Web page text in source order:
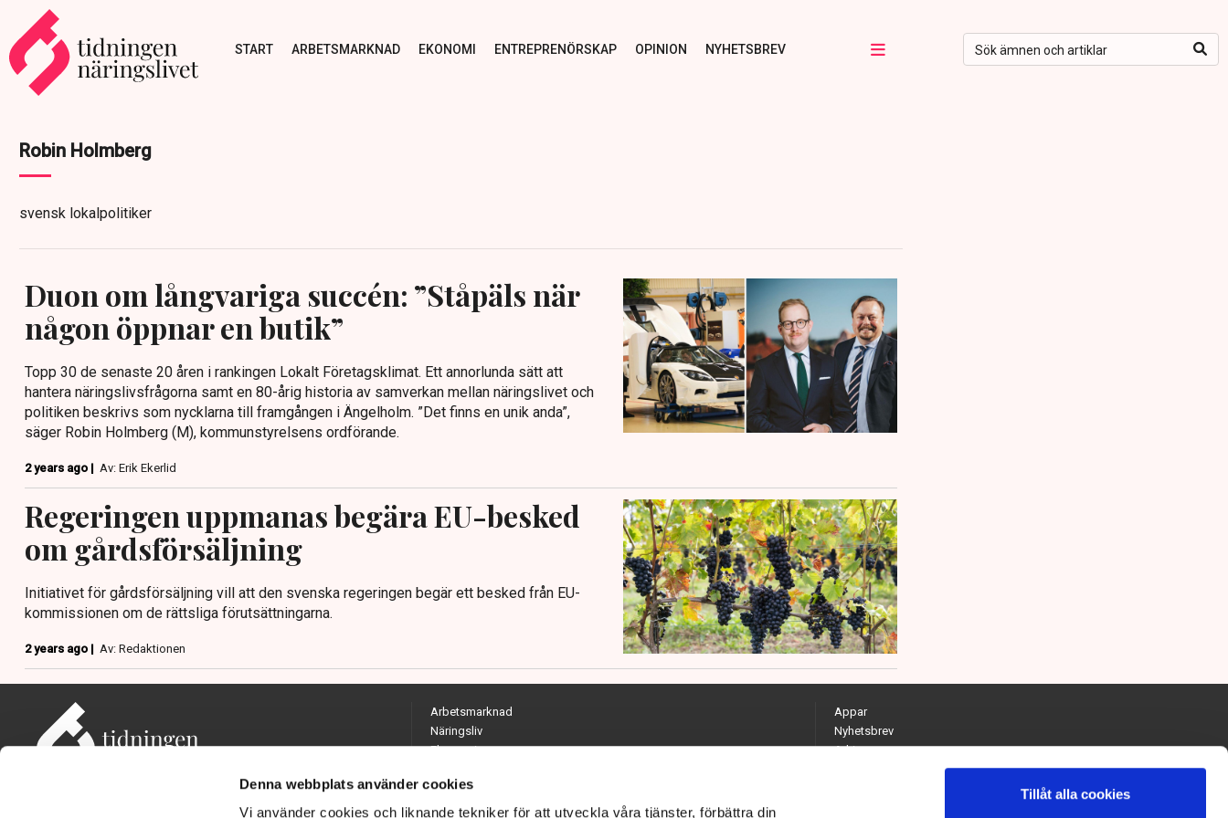
Denna webbplats använder cookies
Vi använder cookies och liknande tekniker för att utveckla våra tjänster, förbättra din
Tillåt alla cookies
START ARBETSMARKNAD EKONOMI ENTREPRENÖRSKAP OPINION NYHETSBREV
Robin Holmberg
svensk lokalpolitiker
Duon om långvariga succén: ”Ståpäls när
någon öppnar en butik”
Topp 30 de senaste 20 åren i rankingen Lokalt Företagsklimat. Ett annorlunda sätt att
hantera näringslivsfrågorna samt en 80-årig historia av samverkan mellan näringslivet och
politiken beskrivs som nycklarna till framgången i Ängelholm. ”Det finns en unik anda”,
säger Robin Holmberg (M), kommunstyrelsens ordförande.
2 years ago | Av: Erik Ekerlid
Regeringen uppmanas begära EU-besked
om gårdsförsäljning
Initiativet för gårdsförsäljning vill att den svenska regeringen begär ett besked från EU-
kommissionen om de rättsliga förutsättningarna.
2 years ago | Av: Redaktionen
Arbetsmarknad
Näringsliv
Ekonomi
Opinion
Hållbarhet
Appar
Nyhetsbrev
Arkiv
Kontakta redaktionen